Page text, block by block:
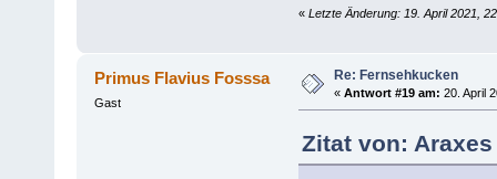
« Letzte Änderung: 19. April 2021,
Primus Flavius Fosssa
Gast
Re: Fernsehkucken
« Antwort #19 am: 20. April
Zitat von: Araxes